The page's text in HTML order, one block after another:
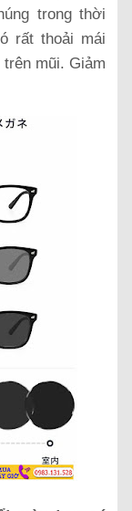
trong thời
rất thoải mái
mũi. Giảm